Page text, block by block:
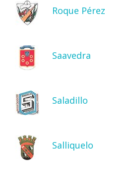
Roque Pérez
Saavedra
Saladillo
Salliquelo